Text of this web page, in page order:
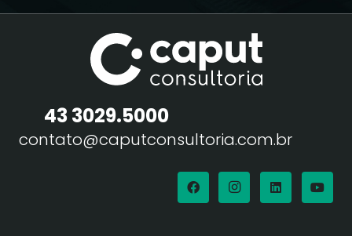
43 3029.5000
contato@caputconsultoria.com.br